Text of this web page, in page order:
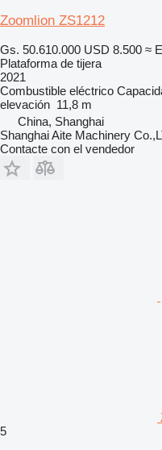
Zoomlion ZS1212
Gs. 50.610.000 USD 8.500 ≈
Plataforma de tijera
2021
Combustible eléctrico
elevación 11,8 m
China, Shanghai
Shanghai Aite Machinery
Contacte con el vendedor
5